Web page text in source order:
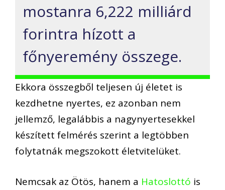
mostanra 6,222 milliárd
forintra hízott a
főnyeremény összege.
Ekkora összegből teljesen új életet is
kezdhetne nyertes, ez azonban nem
jellemző, legalábbis a nagynyertesekkel
készített felmérés szerint a legtöbben
folytatnák megszokott életvitelüket.
Nemcsak az Ötös, hanem a Hatoslottó is